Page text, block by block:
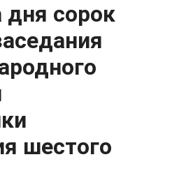
дня сорок
шестого